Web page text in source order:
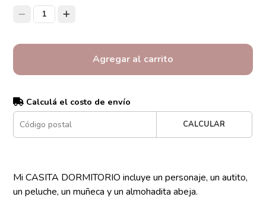
1
Agregar al carrito
Calculá el costo de envío
CALCULAR
Mi CASITA DORMITORIO incluye un personaje, un autito,
un peluche, un muñeca y un almohadita abeja.